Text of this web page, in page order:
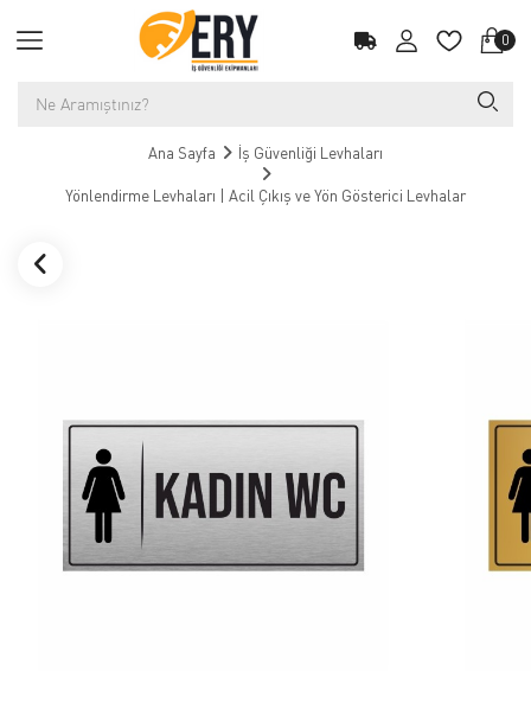
0
Ana Sayfa İş Güvenliği Levhaları
Yönlendirme Levhaları | Acil Çıkış ve Yön Gösterici Levhalar